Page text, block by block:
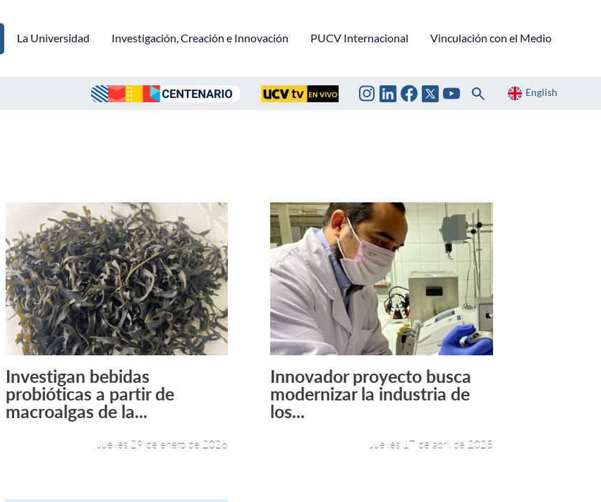
La Universidad Investigación, Creación e Innovación PUCV Internacional Vinculación con el Medio
English
Leer más +
Investigan bebidas
probióticas a partir de
macroalgas de la...
Jueves 29 de enero de 2026
Leer más +
Innovador proyecto busca
modernizar la industria de
los...
Jueves 17 de abril de 2025